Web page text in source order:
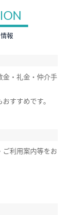
報
・礼金・仲介手
すすめです。
利用案内等をお